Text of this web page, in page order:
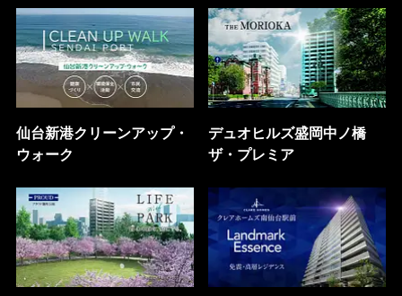
仙台新港クリーンアップ・
ウォーク
デュオヒルズ盛岡中ノ橋
ザ・プレミア